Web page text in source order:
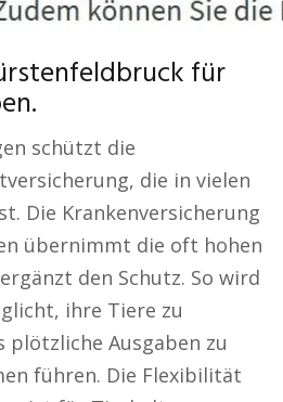
für
schützt die
die in vielen
Die Krankenversicherung
übernimmt die oft hohen
den Schutz. So wird
ihre Tiere zu
plötzliche Ausgaben zu
führen. Die Flexibilität